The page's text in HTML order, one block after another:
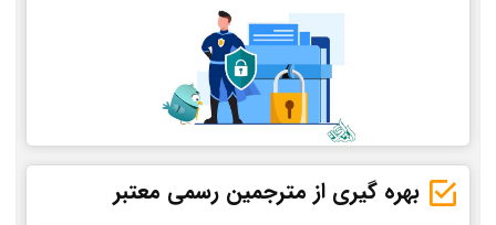
بهره گیری از مترجمین رسمی معتبر